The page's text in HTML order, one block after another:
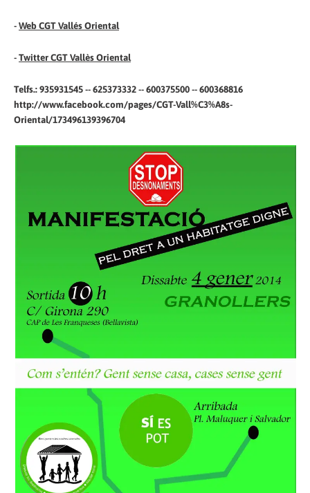
-Web CGT Vallés Oriental
-Twitter CGT Vallès Oriental
Telfs.: 935931545 -- 625373332 -- 600375500 -- 600368816
http://www.facebook.com/pages/CGT-Vall%C3%A8s-
Oriental/173496139396704